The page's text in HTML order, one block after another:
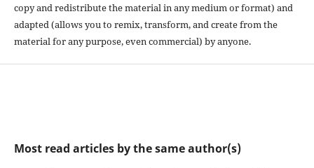
copy and redistribute the material in any medium or format) and
adapted (allows you to remix, transform, and create from the
material for any purpose, even commercial) by anyone.
Most read articles by the same author(s)